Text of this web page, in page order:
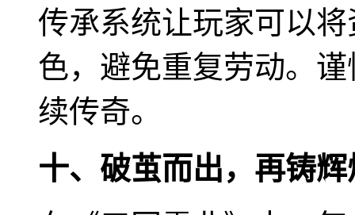
传承系统让玩家可以
色，避免重复劳动。
续传奇。
十、破茧而出，再铸辉